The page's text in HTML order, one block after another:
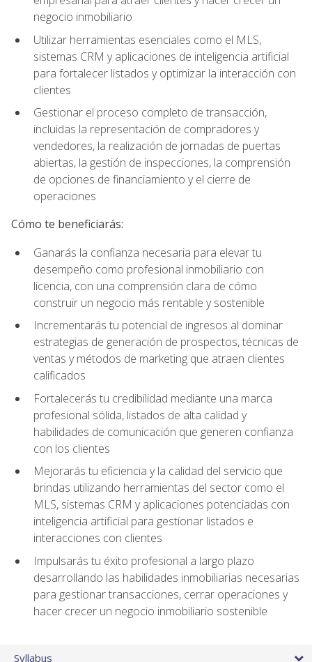
negocio inmobiliario
Utilizar herramientas esenciales como el MLS,
sistemas CRM y aplicaciones de inteligencia artificial
para fortalecer listados y optimizar la interacción con
clientes
Gestionar el proceso completo de transacción,
incluidas la representación de compradores y
vendedores, la realización de jornadas de puertas
abiertas, la gestión de inspecciones, la comprensión
de opciones de financiamiento y el cierre de
operaciones
Cómo te beneficiarás:
Ganarás la confianza necesaria para elevar tu
desempeño como profesional inmobiliario con
licencia, con una comprensión clara de cómo
construir un negocio más rentable y sostenible
Incrementarás tu potencial de ingresos al dominar
estrategias de generación de prospectos, técnicas de
ventas y métodos de marketing que atraen clientes
calificados
Fortalecerás tu credibilidad mediante una marca
profesional sólida, listados de alta calidad y
habilidades de comunicación que generen confianza
con los clientes
Mejorarás tu eficiencia y la calidad del servicio que
brindas utilizando herramientas del sector como el
MLS, sistemas CRM y aplicaciones potenciadas con
inteligencia artificial para gestionar listados e
interacciones con clientes
Impulsarás tu éxito profesional a largo plazo
desarrollando las habilidades inmobiliarias necesarias
para gestionar transacciones, cerrar operaciones y
hacer crecer un negocio inmobiliario sostenible
Syllabus